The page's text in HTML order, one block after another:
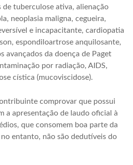
de tuberculose ativa, alienação
neoplasia maligna, cegueira,
e incapacitante, cardiopatia
espondiloartrose anquilosante,
avançados da doença de Paget
por radiação, AIDS,
cística (mucoviscidose).
comprovar que possui
a apresentação de laudo oficial à
que consomem boa parte da
entanto, não são dedutíveis do